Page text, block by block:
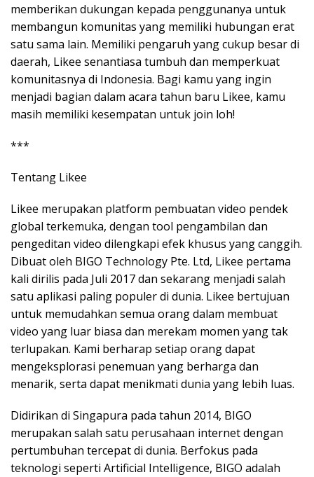
memberikan dukungan kepada penggunanya untuk
membangun komunitas yang memiliki hubungan erat
satu sama lain. Memiliki pengaruh yang cukup besar di
daerah, Likee senantiasa tumbuh dan memperkuat
komunitasnya di Indonesia. Bagi kamu yang ingin
menjadi bagian dalam acara tahun baru Likee, kamu
masih memiliki kesempatan untuk join loh!
***
Tentang Likee
Likee merupakan platform pembuatan video pendek
global terkemuka, dengan tool pengambilan dan
pengeditan video dilengkapi efek khusus yang canggih.
Dibuat oleh BIGO Technology Pte. Ltd, Likee pertama
kali dirilis pada Juli 2017 dan sekarang menjadi salah
satu aplikasi paling populer di dunia. Likee bertujuan
untuk memudahkan semua orang dalam membuat
video yang luar biasa dan merekam momen yang tak
terlupakan. Kami berharap setiap orang dapat
mengeksplorasi penemuan yang berharga dan
menarik, serta dapat menikmati dunia yang lebih luas.
Didirikan di Singapura pada tahun 2014, BIGO
merupakan salah satu perusahaan internet dengan
pertumbuhan tercepat di dunia. Berfokus pada
teknologi seperti Artificial Intelligence, BIGO adalah